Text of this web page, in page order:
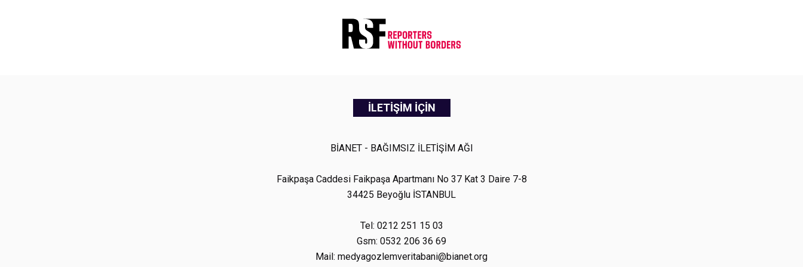
İLETİŞİM İÇİN
BİANET - BAĞIMSIZ İLETİŞİM AĞI
Faikpaşa Caddesi Faikpaşa Apartmanı No 37 Kat 3 Daire 7-8
34425 Beyoğlu İSTANBUL
Tel: 0212 251 15 03
Gsm: 0532 206 36 69
Mail: medyagozlemveritabani@bianet.org